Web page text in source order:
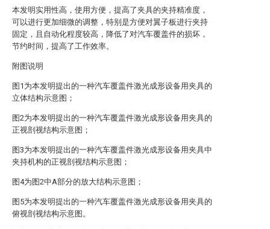
本发明实用性高，使用方便，提高了夹具的夹持精准度，
可以进行更加细微的调整，特别是方便对翼子板进行夹持
固定，且自动化程度较高，降低了对汽车覆盖件的损坏，
节约时间，提高了工作效率。
附图说明
图1为本发明提出的一种汽车覆盖件激光成形设备用夹具的
立体结构示意图；
图2为本发明提出的一种汽车覆盖件激光成形设备用夹具的
正视剖视结构示意图；
图3为本发明提出的一种汽车覆盖件激光成形设备用夹具中
夹持机构的正视剖视结构示意图；
图4为图2中A部分的放大结构示意图；
图5为本发明提出的一种汽车覆盖件激光成形设备用夹具的
俯视剖视结构示意图。